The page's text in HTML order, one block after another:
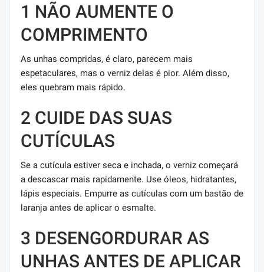
1 NÃO AUMENTE O
COMPRIMENTO
As unhas compridas, é claro, parecem mais
espetaculares, mas o verniz delas é pior. Além disso,
eles quebram mais rápido.
2 CUIDE DAS SUAS
CUTÍCULAS
Se a cutícula estiver seca e inchada, o verniz começará
a descascar mais rapidamente. Use óleos, hidratantes,
lápis especiais. Empurre as cutículas com um bastão de
laranja antes de aplicar o esmalte.
3 DESENGORDURAR AS
UNHAS ANTES DE APLICAR